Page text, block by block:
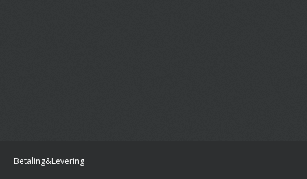
Betaling&Levering